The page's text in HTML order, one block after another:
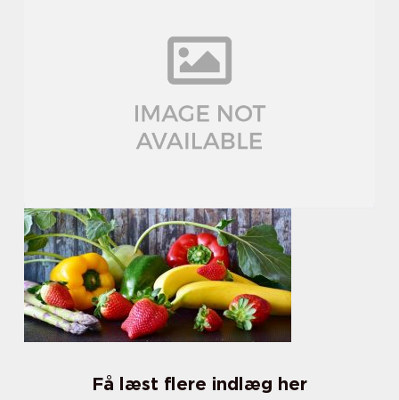
Få læst flere indlæg her